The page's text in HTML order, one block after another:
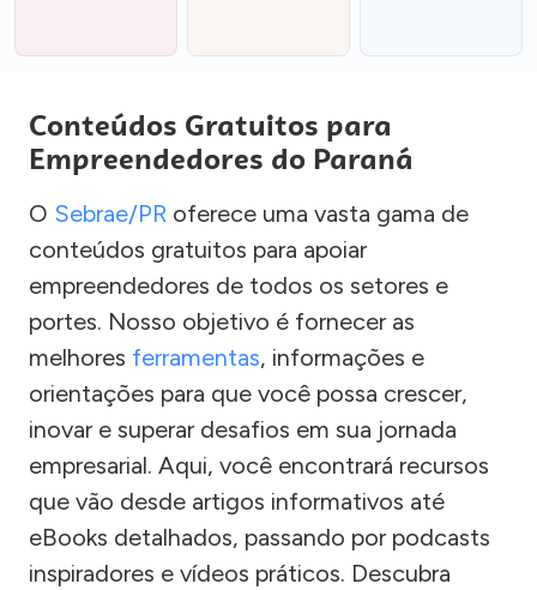
Conteúdos Gratuitos para
Empreendedores do Paraná
O Sebrae/PR oferece uma vasta gama de
conteúdos gratuitos para apoiar
empreendedores de todos os setores e
portes. Nosso objetivo é fornecer as
melhores ferramentas, informações e
orientações para que você possa crescer,
inovar e superar desafios em sua jornada
empresarial. Aqui, você encontrará recursos
que vão desde artigos informativos até
eBooks detalhados, passando por podcasts
inspiradores e vídeos práticos. Descubra